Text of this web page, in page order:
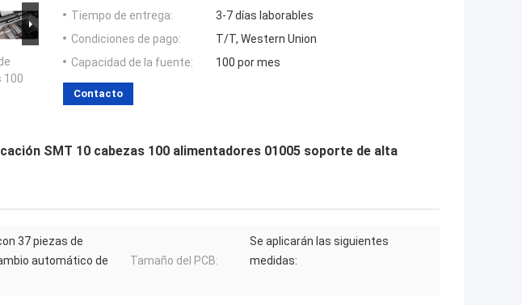
100
Tiempo de entrega:
3-7 días laborables
Condiciones de pago:
T/T, Western Union
Capacidad de la fuente:
100 por mes
Contacto
SMT 10 cabezas 100 alimentadores 01005 soporte de alta
37 piezas de
automático de
Tamaño del PCB:
Se aplicarán las siguientes
medidas: